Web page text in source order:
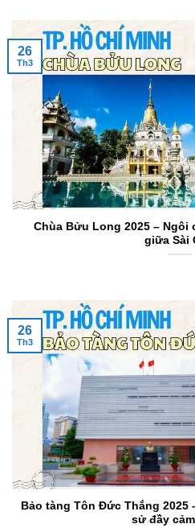
Chùa Bửu Long 2025 – Ngôi
giữa Sài
26
Th3
Bảo tàng Tôn Đức Thắng 2025
sử đầy
26
Th3